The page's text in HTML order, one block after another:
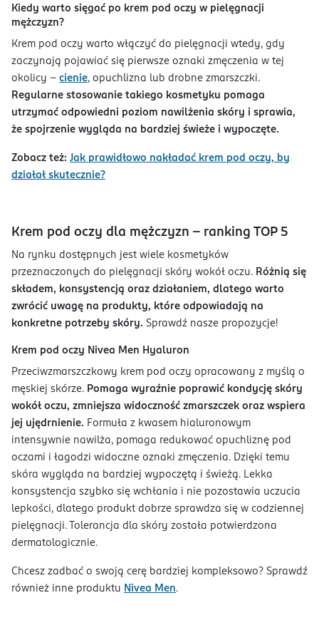
Kiedy warto sięgać po krem pod oczy w pielęgnacji
mężczyzn?
Krem pod oczy warto włączyć do pielęgnacji wtedy, gdy
zaczynają pojawiać się pierwsze oznaki zmęczenia w tej
okolicy – cienie, opuchlizna lub drobne zmarszczki.
Regularne stosowanie takiego kosmetyku pomaga
utrzymać odpowiedni poziom nawilżenia skóry i sprawia,
że spojrzenie wygląda na bardziej świeże i wypoczęte.
Zobacz też: Jak prawidłowo nakładać krem pod oczy, by
działał skutecznie?
Krem pod oczy dla mężczyzn – ranking TOP 5
Na rynku dostępnych jest wiele kosmetyków
przeznaczonych do pielęgnacji skóry wokół oczu. Różnią się
składem, konsystencją oraz działaniem, dlatego warto
zwrócić uwagę na produkty, które odpowiadają na
konkretne potrzeby skóry. Sprawdź nasze propozycje!
Krem pod oczy Nivea Men Hyaluron
Przeciwzmarszczkowy krem pod oczy opracowany z myślą o
męskiej skórze. Pomaga wyraźnie poprawić kondycję skóry
wokół oczu, zmniejsza widoczność zmarszczek oraz wspiera
jej ujędrnienie. Formuła z kwasem hialuronowym
intensywnie nawilża, pomaga redukować opuchliznę pod
oczami i łagodzi widoczne oznaki zmęczenia. Dzięki temu
skóra wygląda na bardziej wypoczętą i świeżą. Lekka
konsystencja szybko się wchłania i nie pozostawia uczucia
lepkości, dlatego produkt dobrze sprawdza się w codziennej
pielęgnacji. Tolerancja dla skóry została potwierdzona
dermatologicznie.
Chcesz zadbać o swoją cerę bardziej kompleksowo? Sprawdź
również inne produktu Nivea Men.